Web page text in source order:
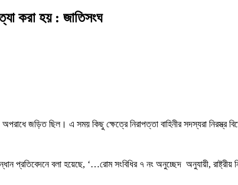
করা হয় : জাতিসংঘ
অপরাধে জড়িত ছিল। এ সময় কিছু ক্ষেত্রে নিরাপত্তা বাহিনীর সদস্যরা নিরস্ত্র
প্রতিবেদনে বলা হয়েছে, ‘…রোম সংবিধির ৭ নং অনুচ্ছেদ অনুযায়ী,